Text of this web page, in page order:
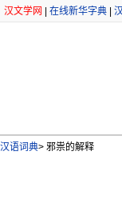
汉文学网 在线新华字典
汉语词典> 邪祟的解释